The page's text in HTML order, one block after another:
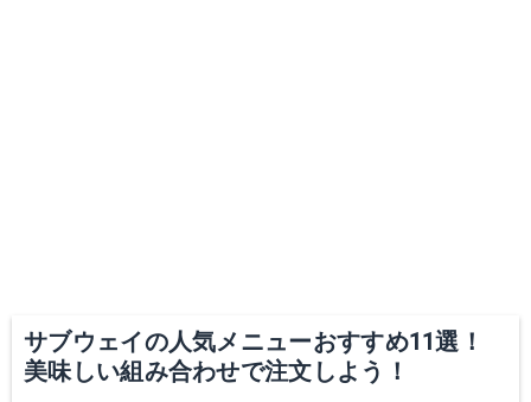
サブウェイの人気メニューおすすめ11選！
美味しい組み合わせで注文しよう！